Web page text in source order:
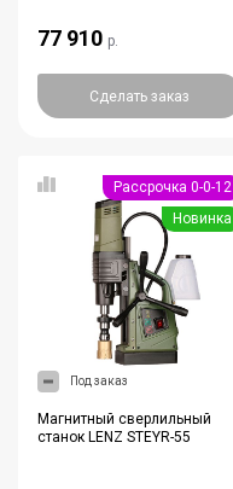
77 910 р.
Сделать заказ
Рассрочка 0-0-12
Новинка
Под заказ
Магнитный сверлильный
станок LENZ STEYR-55